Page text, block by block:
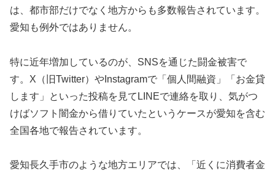
は、都市部だけでなく地方からも多数報告されています。
愛知も例外ではありません。
特に近年増加しているのが、SNSを通じた闘金被害で
す。X（旧Twitter）やInstagramで「個人間融資」「お金貸
します」といった投稿を見てLINEで連絡を取り、気がつ
けばソフト闇金から借りていたというケースが愛知を含む
全国各地で報告されています。
愛知長久手市のような地方エリアでは、「近くに消費者金